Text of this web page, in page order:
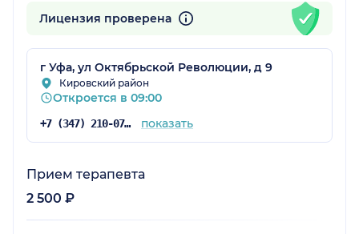
Лицензия проверена
г Уфа, ул Октябрьской Революции, д 9
Кировский район
Откроется в 09:00
+7 (347) 210-07-63 показать
Прием терапевта
2 500 ₽